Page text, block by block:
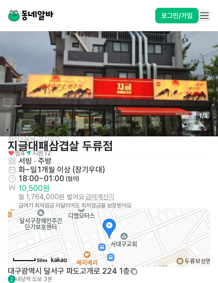
로그인/가입
1/3
한식>육류,고기요리
지글대패삼겹살 두류점
찜4 지원12
서빙 · 주방
화~일1개월 이상 (장기우대)
18:00~01:00 (협의)
10,500원
월 1,764,000원 벌어요급여계산기
급여가 최저임금 미달이어도 최저임금을 보장받아요
50m
대구광역시 달서구 파도고개로 224 1층
2 내당역 도보 3분